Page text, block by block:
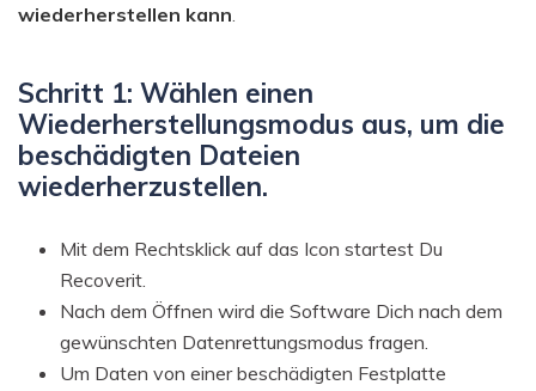
wiederherstellen kann
Schritt 1: Wählen einen
Wiederherstellungsmodus aus, um die
beschädigten Dateien
wiederherzustellen.
Mit dem Rechtsklick auf das Icon startest Du
Recoverit.
Nach dem Öffnen wird die Software Dich nach dem
gewünschten Datenrettungsmodus fragen.
Um Daten von einer beschädigten Festplatte